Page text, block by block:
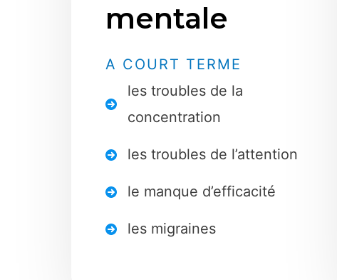
mentale
A COURT TERME
les troubles de la
concentration
les troubles de l’attention
le manque d’efficacité
les migraines